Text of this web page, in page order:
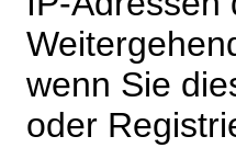
wenn Sie
oder